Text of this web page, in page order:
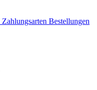
Zahlungsarten Bestellungen